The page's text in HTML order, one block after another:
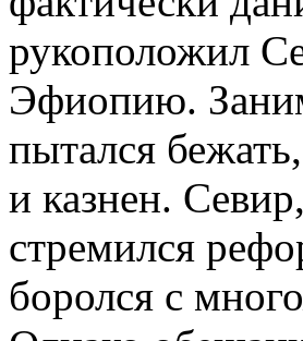
рукоположил
Эфиопию.
пытался
и казнен.
стремился
боролся с